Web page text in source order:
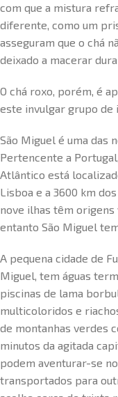
com que a mistura
diferente, como um
asseguram que o chá
deixado a macerar
O chá roxo, porém, é
este invulgar grupo de
São Miguel é uma das
Pertencente a
Atlântico está
Lisboa e a 3600 km
nove ilhas têm
entanto São Miguel
A pequena cidade de
Miguel, tem águas
piscinas de lama
multicoloridos e
de montanhas verdes
minutos da agitada
podem aventurar-se
transportados para